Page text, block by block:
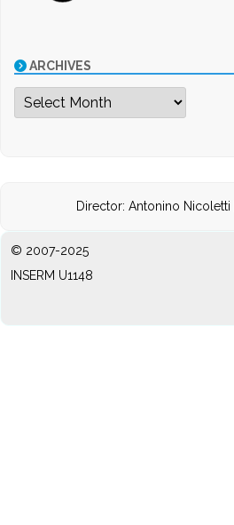
ARCHIVES
Archives
Director: Antonino Nicoletti |
© 2007-2025
INSERM U1148